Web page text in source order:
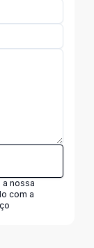
nossa
com a